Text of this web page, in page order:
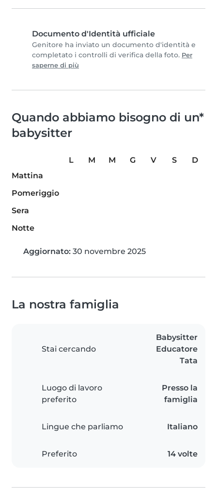
Documento d'Identità ufficiale
Genitore ha inviato un documento d'identità e
completato i controlli di verifica della foto. Per
saperne di più
Quando abbiamo bisogno di un*
babysitter
L M M G V S
D
Mattina
Pomeriggio
Sera
Notte
Aggiornato: 30 novembre 2025
La nostra famiglia
Stai cercando
Babysitter
Educatore
Tata
Luogo di lavoro
preferito
Presso la
famiglia
Lingue che parliamo Italiano
Preferito 14 volte